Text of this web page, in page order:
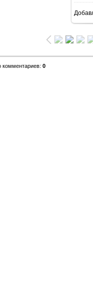
комментариев: 0